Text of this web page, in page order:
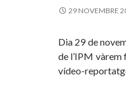
29 NOVEMBRE
Dia 29 de
de l’IPM
vídeo-